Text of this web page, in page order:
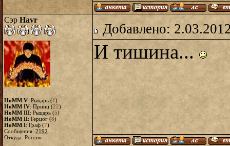
Сэр Havr
HoMM V: Рыцарь (1)
HoMM IV: Принц (22)
HoMM III: Рыцарь (5)
HoMM II: Герцог (8)
HoMM I: Граф (7)
Сообщения: 2192
Откуда: Россия
Добавлено:
И тишина...